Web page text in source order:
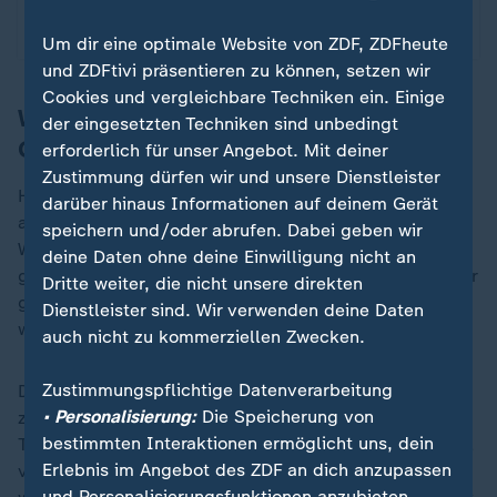
Wiederbelebung des gescheiterten
Grenzgesetzes?
Harris' Besuch an der Grenze zu Mexiko war daher
auch eine Gelegenheit, bei diesem wichtigen
Wahlkampfthema zu punkten. Sollte sie im November
gewählt werden, so werde sie ein im vergangenen Jahr
gescheitertes parteiübergreifendes Grenzgesetz
wiederbeleben, kündigte Harris an.
Das Gesetz sieht unter anderem den Einsatz von
zusätzlichen 1.500 Grenzbeamten und moderner
Technik zum Aufspüren von geschmuggeltem Fentanyl
vor. Mit vor allem in China hergestellten Chemikalien
Um dir eine optimale Website von ZDF, ZDFheute
und ZDFtivi präsentieren zu können, setzen wir
Cookies und vergleichbare Techniken ein. Einige
der eingesetzten Techniken sind unbedingt
erforderlich für unser Angebot. Mit deiner
Zustimmung dürfen wir und unsere Dienstleister
darüber hinaus Informationen auf deinem Gerät
speichern und/oder abrufen. Dabei geben wir
deine Daten ohne deine Einwilligung nicht an
Dritte weiter, die nicht unsere direkten
Dienstleister sind. Wir verwenden deine Daten
auch nicht zu kommerziellen Zwecken.
Zustimmungspflichtige Datenverarbeitung
• Personalisierung:Die Speicherung von
bestimmten Interaktionen ermöglicht uns, dein
Erlebnis im Angebot des ZDF an dich anzupassen